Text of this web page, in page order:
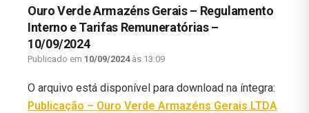
Ouro Verde Armazéns Gerais – Regulamento
Interno e Tarifas Remuneratórias –
10/09/2024
Publicado em 10/09/2024 às 13:09
O arquivo está disponível para download na íntegra:
Publicação – Ouro Verde Armazéns Gerais LTDA